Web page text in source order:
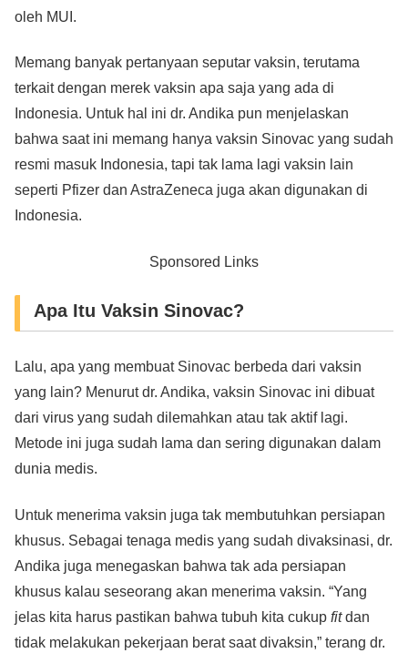
oleh MUI.
Memang banyak pertanyaan seputar vaksin, terutama
terkait dengan merek vaksin apa saja yang ada di
Indonesia. Untuk hal ini dr. Andika pun menjelaskan
bahwa saat ini memang hanya vaksin Sinovac yang sudah
resmi masuk Indonesia, tapi tak lama lagi vaksin lain
seperti Pfizer dan AstraZeneca juga akan digunakan di
Indonesia.
Sponsored Links
Apa Itu Vaksin Sinovac?
Lalu, apa yang membuat Sinovac berbeda dari vaksin
yang lain? Menurut dr. Andika, vaksin Sinovac ini dibuat
dari virus yang sudah dilemahkan atau tak aktif lagi.
Metode ini juga sudah lama dan sering digunakan dalam
dunia medis.
Untuk menerima vaksin juga tak membutuhkan persiapan
khusus. Sebagai tenaga medis yang sudah divaksinasi, dr.
Andika juga menegaskan bahwa tak ada persiapan
khusus kalau seseorang akan menerima vaksin. “Yang
jelas kita harus pastikan bahwa tubuh kita cukup fitdan
tidak melakukan pekerjaan berat saat divaksin,” terang dr.